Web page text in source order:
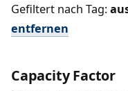
Gefiltert nach Tag:
entfernen
Capacity Factor